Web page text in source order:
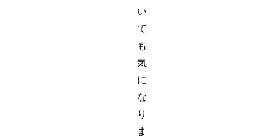
い
て
も
気
に
な
り
ま